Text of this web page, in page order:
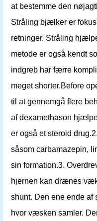
at bestemme den
Stråling bjælker er
retninger. Stråling
metode er også kendt
indgreb har færre
meget shorter.Before
til at gennemgå flere
af dexamethason
er også et steroid
såsom carbamazepin,
sin formation.3.
hjernen kan drænes
shunt. Den ene ende af
hvor væsken samler.